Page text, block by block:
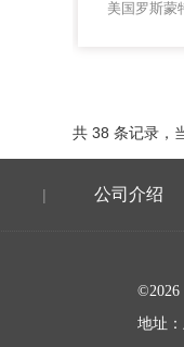
美国罗斯蒙
共 38 条记录
| 公司介绍
地址